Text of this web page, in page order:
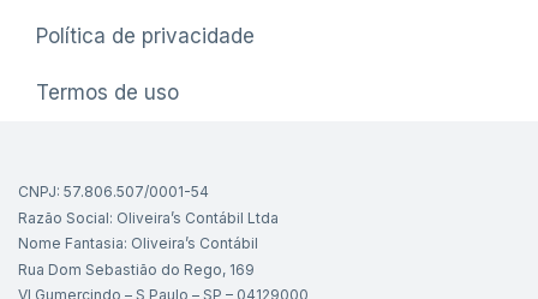
Política de privacidade
Termos de uso
CNPJ: 57.806.507/0001-54
Razão Social: Oliveira’s Contábil Ltda
Nome Fantasia: Oliveira’s Contábil
Rua Dom Sebastião do Rego, 169
Vl Gumercindo – S Paulo – SP – 04129000